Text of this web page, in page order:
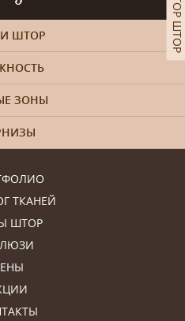
ТКАНЕЙ
ШТОР
ШТОР
ЗОНЫ